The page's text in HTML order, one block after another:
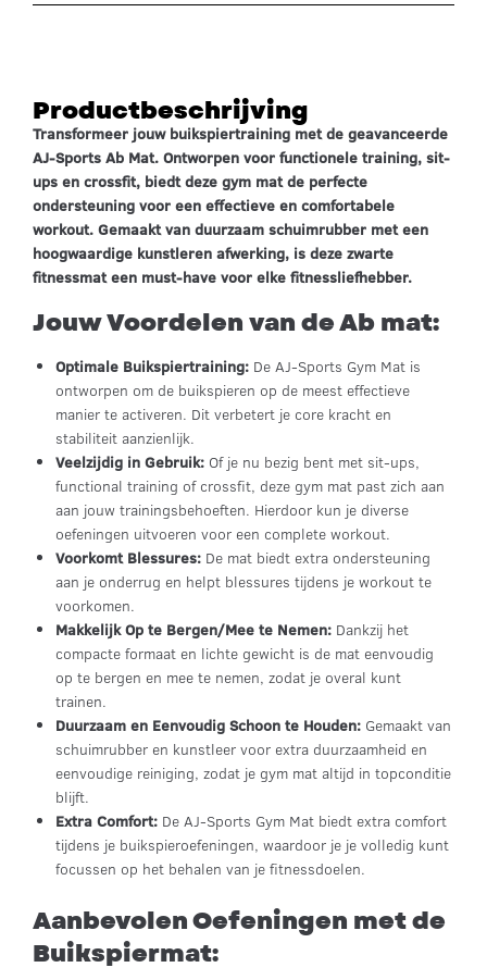
Productbeschrijving
Transformeer jouw buikspiertraining met de geavanceerde
AJ-Sports Ab Mat. Ontworpen voor functionele training, sit-
ups en crossfit, biedt deze gym mat de perfecte
ondersteuning voor een effectieve en comfortabele
workout. Gemaakt van duurzaam schuimrubber met een
hoogwaardige kunstleren afwerking, is deze zwarte
fitnessmat een must-have voor elke fitnessliefhebber.
Jouw Voordelen van de Ab mat:
Optimale Buikspiertraining: De AJ-Sports Gym Mat is
ontworpen om de buikspieren op de meest effectieve
manier te activeren. Dit verbetert je core kracht en
stabiliteit aanzienlijk.
Veelzijdig in Gebruik: Of je nu bezig bent met sit-ups,
functional training of crossfit, deze gym mat past zich aan
aan jouw trainingsbehoeften. Hierdoor kun je diverse
oefeningen uitvoeren voor een complete workout.
Voorkomt Blessures: De mat biedt extra ondersteuning
aan je onderrug en helpt blessures tijdens je workout te
voorkomen.
Makkelijk Op te Bergen/Mee te Nemen: Dankzij het
compacte formaat en lichte gewicht is de mat eenvoudig
op te bergen en mee te nemen, zodat je overal kunt
trainen.
Duurzaam en Eenvoudig Schoon te Houden: Gemaakt van
schuimrubber en kunstleer voor extra duurzaamheid en
eenvoudige reiniging, zodat je gym mat altijd in topconditie
blijft.
Extra Comfort: De AJ-Sports Gym Mat biedt extra comfort
tijdens je buikspieroefeningen, waardoor je je volledig kunt
focussen op het behalen van je fitnessdoelen.
Aanbevolen Oefeningen met de
Buikspiermat: